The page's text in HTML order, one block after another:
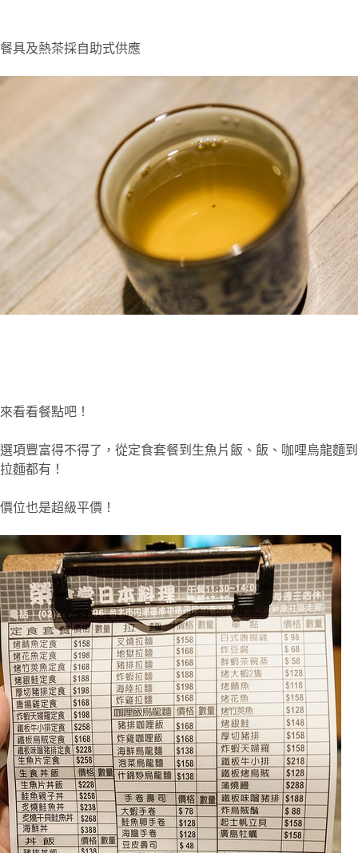
餐具及熱茶採自助式供應
來看看餐點吧！
選項豐富得不得了，從定食套餐到生魚片飯、飯、咖哩烏龍麵到
拉麵都有！
價位也是超級平價！